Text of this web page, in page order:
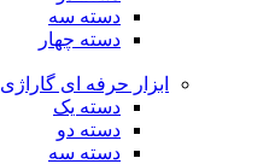
دسته سه
دسته چهار
ابزار حرفه ای گاراژی
دسته یک
دسته دو
دسته سه